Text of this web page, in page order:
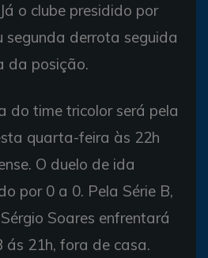
o clube presidido por
segunda derrota seguida
da posição.
do time tricolor será pela
quarta-feira às 22h
O duelo de ida
por 0 a 0. Pela Série B,
Soares enfrentará
ás 21h, fora de casa.